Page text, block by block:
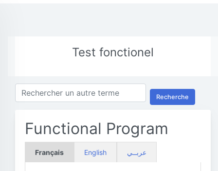
Test fonctionel
Recherche
Functional Program
Français English عربــي